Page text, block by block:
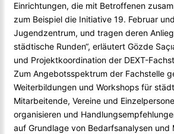
Einrichtungen, die mit Betroffenen
zum Beispiel die Initiative 19. Februar
Jugendzentrum, und tragen deren
städtische Runden“, erläutert Gözde
und Projektkoordination der DEXT-
Zum Angebotsspektrum der Fachstelle
Weiterbildungen und Workshops für
Mitarbeitende, Vereine und
organisieren und
auf Grundlage von Bedarfsanalysen und